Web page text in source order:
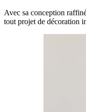
Avec sa conception
tout projet de décoration